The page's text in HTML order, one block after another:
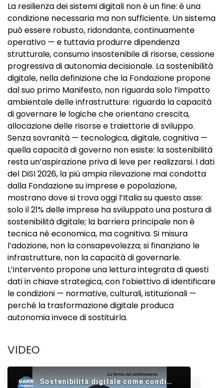
La resilienza dei sistemi digitali non è un fine: è una
condizione necessaria ma non sufficiente. Un sistema
può essere robusto, ridondante, continuamente
operativo — e tuttavia produrre dipendenza
strutturale, consumo insostenibile di risorse, cessione
progressiva di autonomia decisionale. La sostenibilità
digitale, nella definizione che la Fondazione propone
dal suo primo Manifesto, non riguarda solo l’impatto
ambientale delle infrastrutture: riguarda la capacità
di governare le logiche che orientano crescita,
allocazione delle risorse e traiettorie di sviluppo.
Senza sovranità — tecnologica, digitale, cognitiva —
quella capacità di governo non esiste: la sostenibilità
resta un’aspirazione priva di leve per realizzarsi. I dati
del DiSI 2026, la più ampia rilevazione mai condotta
dalla Fondazione su imprese e popolazione,
mostrano dove si trova oggi l’Italia su questo asse:
solo il 21% delle imprese ha sviluppato una postura di
sostenibilità digitale; la barriera principale non è
tecnica né economica, ma cognitiva. Si misura
l’adozione, non la consapevolezza; si finanziano le
infrastrutture, non la capacità di governarle.
L’intervento propone una lettura integrata di questi
dati in chiave strategica, con l’obiettivo di identificare
le condizioni — normative, culturali, istituzionali —
perché la trasformazione digitale produca
autonomia invece di sostituirla.
VIDEO